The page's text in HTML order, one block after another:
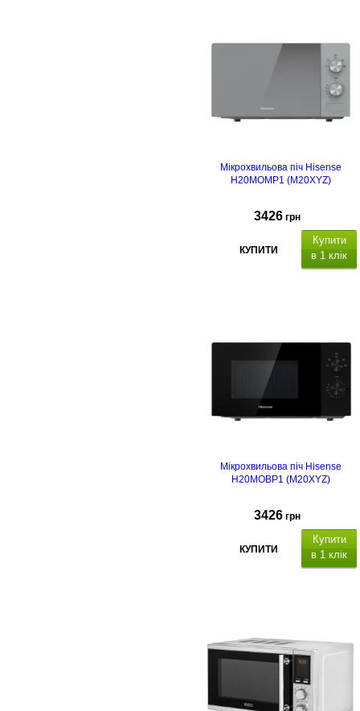
Мікрохвильова піч Hisense
H20MOMP1 (M20XYZ)
3426 грн
КУПИТИ
Купити
в 1 клік
Мікрохвильова піч Hisense
H20MOBP1 (M20XYZ)
3426 грн
КУПИТИ
Купити
в 1 клік